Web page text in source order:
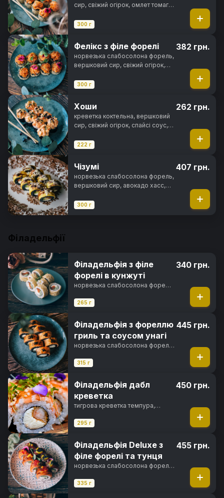
сир, свіжий огірок, омлет томаго,
чорнила каракатиці, кунжут, норі,
300 г
Фелікс з філе форелі
норвезька слабосолона форель,
вершковий сир, свіжий огірок,
спайсі соус, чорнила каракатиці,
300 г
382 грн.
Хоши
креветка коктельна, вершковий
сир, свіжий огірок, спайсі соус,
222 г
262 грн.
Чізумі
норвезька слабосолона форель,
вершковий сир, авокадо хасс,
пармезан, чорнила каракатиці,
300 г
407 грн.
Філадельфії
Філадельфія з філе
форелі в кунжуті
норвезька слабосолона форель,
кунжут, норі, рис
265 г
340 грн.
Філадельфія з фореллю
гриль та соусом унагі
норвезька слабосолона форель,
унагі соус, кунжут, чорнила
315 г
445 грн.
Філадельфія дабл
креветка
тигрова креветка темпура,
креветка, солодкий чилі соус,
295 г
450 грн.
Філадельфія Deluxe з
філе форелі та тунця
норвезька слабосолона форель,
свіжий огірок, ікра тобіко,
335 г
455 грн.